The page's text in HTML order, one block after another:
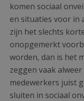
komen sociaal
en situaties voor in
zijn het slechts
onopgemerkt
worden, dan is het
zeggen vaak
medewerkers juist
sluiten in sociaal